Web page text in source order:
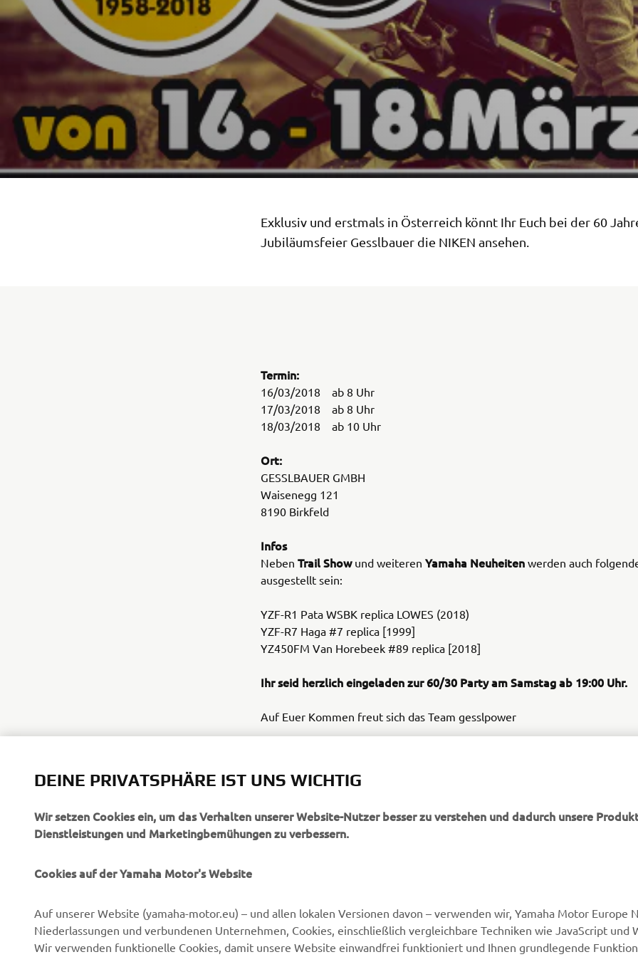
Exklusiv und erstmals in Österreich könnt Ihr Euch bei der 60
Jubiläumsfeier Gesslbauer die NIKEN ansehen.
Termin:
16/03/2018 ab 8 Uhr
17/03/2018 ab 8 Uhr
18/03/2018 ab 10 Uhr
Ort:
GESSLBAUER GMBH
Waisenegg 121
8190 Birkfeld
Infos
Neben Trail Show und weiteren Yamaha Neuheiten werden auch
ausgestellt sein:
YZF-R1 Pata WSBK replica LOWES (2018)
YZF-R7 Haga #7 replica [1999]
YZ450FM Van Horebeek #89 replica [2018]
Ihr seid herzlich eingeladen zur 60/30 Party am Samstag ab 19:00 Uhr.
Auf Euer Kommen freut sich das Team gesslpower
UNTERNEHMEN
Über uns
News
B2B
eBike Antriebe
Behörden
MyYamaha
Yamaha Music
Webshop Support
Ersatzteilkatalog
DEINE PRIVATSPHÄRE IST UNS WICHTIG
Wir setzen Cookies ein, um das Verhalten unserer Website-Nutzer besser zu verstehen und dadurch unsere
Dienstleistungen und Marketingbemühungen zu verbessern.
Cookies auf der Yamaha Motor's Website
Auf unserer Website (yamaha-motor.eu) – und allen lokalen Versionen davon – verwenden wir, Yamaha Motor Europe
Niederlassungen und verbundenen Unternehmen, Cookies, einschließlich vergleichbare Techniken wie JavaScript und
Wir verwenden funktionelle Cookies, damit unsere Website einwandfrei funktioniert und Ihnen grundlegende